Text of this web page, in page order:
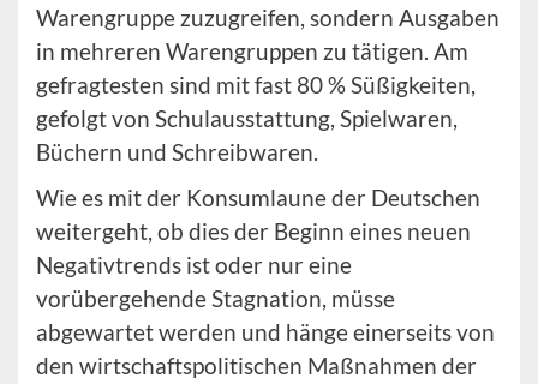
Warengruppe zuzugreifen, sondern Ausgaben
in mehreren Warengruppen zu tätigen. Am
gefragtesten sind mit fast 80 % Süßigkeiten,
gefolgt von Schulausstattung, Spielwaren,
Büchern und Schreibwaren.
Wie es mit der Konsumlaune der Deutschen
weitergeht, ob dies der Beginn eines neuen
Negativtrends ist oder nur eine
vorübergehende Stagnation, müsse
abgewartet werden und hänge einerseits von
den wirtschaftspolitischen Maßnahmen der